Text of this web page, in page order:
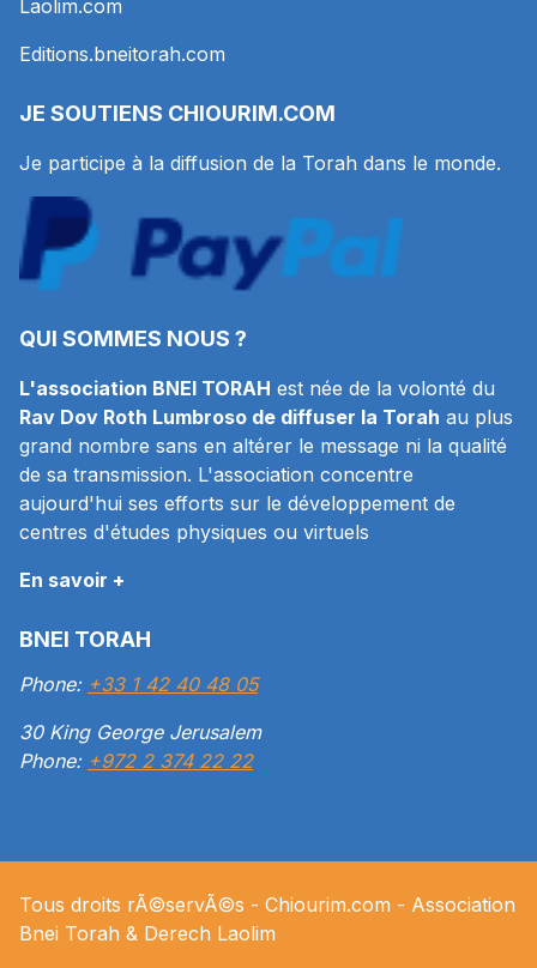
Laolim.com
Editions.bneitorah.com
JE SOUTIENS CHIOURIM.COM
Je participe à la diffusion de la Torah dans le monde.
QUI SOMMES NOUS ?
L'association BNEI TORAH est née de la volonté du
Rav Dov Roth Lumbroso de diffuser la Torah au plus
grand nombre sans en altérer le message ni la qualité
de sa transmission. L'association concentre
aujourd'hui ses efforts sur le développement de
centres d'études physiques ou virtuels
En savoir +
BNEI TORAH
Phone: +33 1 42 40 48 05
30 King George Jerusalem
Phone: +972 2 374 22 22
Tous droits rÃ©servÃ©s - Chiourim.com - Association
Bnei Torah & Derech Laolim